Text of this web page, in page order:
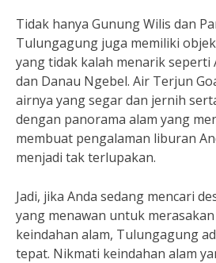
Tidak hanya Gunung Wilis dan
Tulungagung juga memiliki
yang tidak kalah menarik seperti
dan Danau Ngebel. Air Terjun
airnya yang segar dan jernih
dengan panorama alam yang
membuat pengalaman liburan
menjadi tak terlupakan.
Jadi, jika Anda sedang mencari
yang menawan untuk
keindahan alam, Tulungagung
tepat. Nikmati keindahan alam